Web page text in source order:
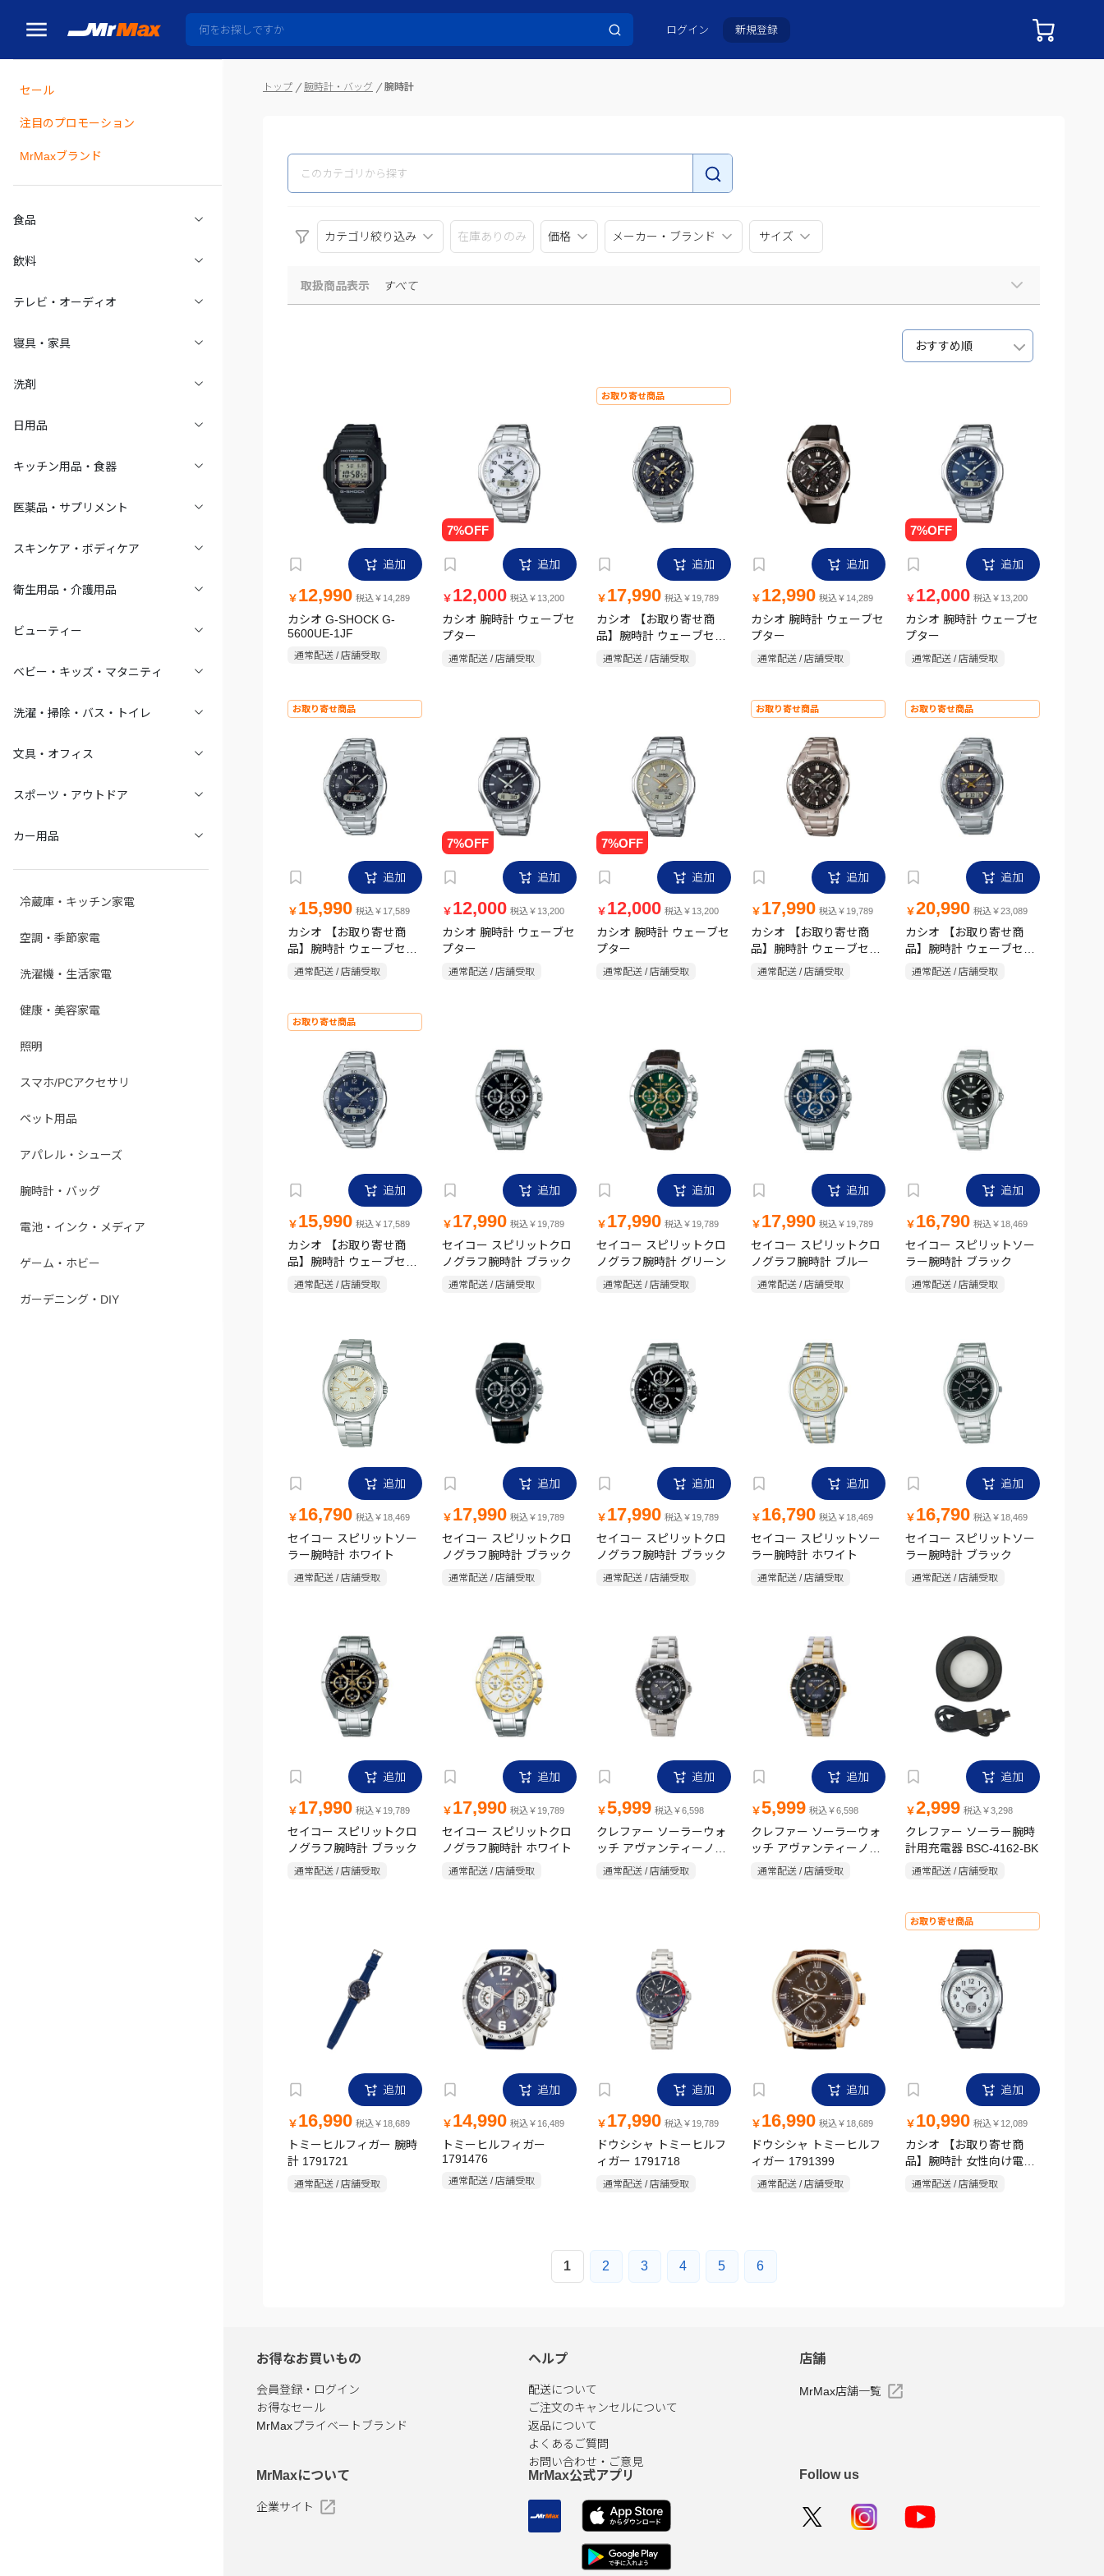
ログイン 新規登録
セール
注目のプロモーション
MrMaxブランド
食品
飲料
テレビ・オーディオ
寝具・家具
洗剤
日用品
キッチン用品・食器
医薬品・サプリメント
スキンケア・ボディケア
衛生用品・介護用品
ビューティー
ベビー・キッズ・マタニティ
洗濯・掃除・バス・トイレ
文具・オフィス
スポーツ・アウトドア
カー用品
冷蔵庫・キッチン家電
空調・季節家電
洗濯機・生活家電
健康・美容家電
照明
スマホ/PCアクセサリ
ペット用品
アパレル・シューズ
腕時計・バッグ
電池・インク・メディア
ゲーム・ホビー
ガーデニング・DIY
トップ 腕時計・バッグ 腕時計
カテゴリ絞り込み 在庫ありのみ 価格 メーカー・ブランド サイズ
取扱商品表示 すべて
おすすめ順
追加
￥ 12,990 税込￥14,289
カシオ G-SHOCK G-
5600UE-1JF
通常配送 / 店舗受取
追加
￥ 12,000 税込￥13,200
カシオ 腕時計 ウェーブセ
プター
通常配送 / 店舗受取
お取り寄せ商品
追加
￥ 17,990 税込￥19,789
カシオ 【お取り寄せ商
品】腕時計 ウェーブセプ
ター CASIO WVQ-
M410DE-1A
通常配送 / 店舗受取
追加
￥ 12,990 税込￥14,289
カシオ 腕時計 ウェーブセ
プター
通常配送 / 店舗受取
追加
￥ 12,000 税込￥13,200
カシオ 腕時計 ウェーブセ
プター
通常配送 / 店舗受取
お取り寄せ商品
追加
￥ 15,990 税込￥17,589
カシオ 【お取り寄せ商
品】腕時計 ウェーブセプ
ター CASIO WVA-
M640D-1A2
通常配送 / 店舗受取
追加
￥ 12,000 税込￥13,200
カシオ 腕時計 ウェーブセ
プター
通常配送 / 店舗受取
追加
￥ 12,000 税込￥13,200
カシオ 腕時計 ウェーブセ
プター
通常配送 / 店舗受取
お取り寄せ商品
追加
￥ 17,990 税込￥19,789
カシオ 【お取り寄せ商
品】腕時計 ウェーブセプ
ター WVQ-M410DE-1A
通常配送 / 店舗受取
お取り寄せ商品
追加
￥20,990 税込￥23,089
カシオ 【お取り寄せ商
品】腕時計 ウェーブセプ
ター CASIO WVA-
M650TD-1A
通常配送 / 店舗受取
お取り寄せ商品
追加
￥ 15,990 税込￥17,589
カシオ 【お取り寄せ商
品】腕時計 ウェーブセプ
ター CASIO WVA-
M640D-2A2
通常配送 / 店舗受取
追加
￥ 17,990 税込￥19,789
セイコー スピリットクロ
ノグラフ腕時計 ブラック
通常配送 / 店舗受取
追加
￥ 17,990 税込￥19,789
セイコー スピリットクロ
ノグラフ腕時計 グリーン
通常配送 / 店舗受取
追加
￥ 17,990 税込￥19,789
セイコー スピリットクロ
ノグラフ腕時計 ブルー
通常配送 / 店舗受取
追加
￥ 16,790 税込￥18,469
セイコー スピリットソー
ラー腕時計 ブラック
通常配送 / 店舗受取
追加
￥ 16,790 税込￥18,469
セイコー スピリットソー
ラー腕時計 ホワイト
通常配送 / 店舗受取
追加
￥ 17,990 税込￥19,789
セイコー スピリットクロ
ノグラフ腕時計 ブラック
通常配送 / 店舗受取
追加
￥ 17,990 税込￥19,789
セイコー スピリットクロ
ノグラフ腕時計 ブラック
通常配送 / 店舗受取
追加
￥ 16,790 税込￥18,469
セイコー スピリットソー
ラー腕時計 ホワイト
通常配送 / 店舗受取
追加
￥ 16,790 税込￥18,469
セイコー スピリットソー
ラー腕時計 ブラック
通常配送 / 店舗受取
追加
￥ 17,990 税込￥19,789
セイコー スピリットクロ
ノグラフ腕時計 ブラック
通常配送 / 店舗受取
追加
￥ 17,990 税込￥19,789
セイコー スピリットクロ
ノグラフ腕時計 ホワイト
通常配送 / 店舗受取
追加
￥5,999 税込￥6,598
クレファー ソーラーウォ
ッチ アヴァンティーノ
通常配送 / 店舗受取
追加
￥5,999 税込￥6,598
クレファー ソーラーウォ
ッチ アヴァンティーノ
通常配送 / 店舗受取
追加
￥2,999 税込￥3,298
クレファー ソーラー腕時
計用充電器 BSC-4162-BK
通常配送 / 店舗受取
追加
￥ 16,990 税込￥18,689
トミーヒルフィガー 腕時
計 1791721
通常配送 / 店舗受取
追加
￥ 14,990 税込￥16,489
トミーヒルフィガー
1791476
通常配送 / 店舗受取
追加
￥ 17,990 税込￥19,789
ドウシシャ トミーヒルフ
ィガー 1791718
通常配送 / 店舗受取
追加
￥ 16,990 税込￥18,689
ドウシシャ トミーヒルフ
ィガー 1791399
通常配送 / 店舗受取
お取り寄せ商品
追加
￥ 10,990 税込￥12,089
カシオ 【お取り寄せ商
品】腕時計 女性向け電波
ソーラーウォッチ LWA-
M145-1AJF
通常配送 / 店舗受取
1 2 3 4 5 6
お得なお買いもの
会員登録・ログイン
お得なセール
MrMaxプライベートブランド
ヘルプ
配送について
ご注文のキャンセルについて
返品について
よくあるご質問
お問い合わせ・ご意見
店舗
MrMax店舗一覧
MrMaxについて
企業サイト
MrMax公式アプリ Follow us